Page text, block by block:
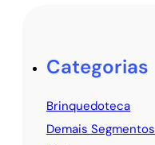
Categorias
Brinquedoteca
Demais Segmentos